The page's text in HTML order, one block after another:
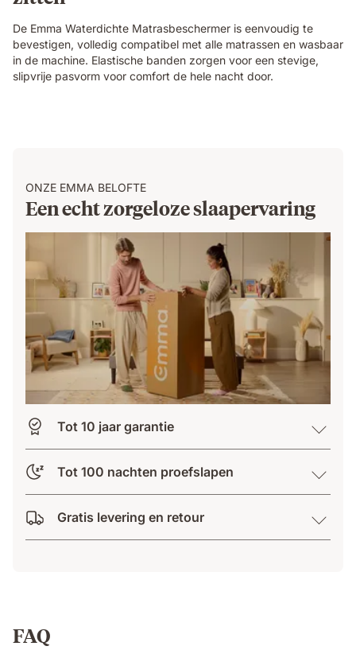
De Emma Waterdichte Matrasbeschermer is eenvoudig te
bevestigen, volledig compatibel met alle matrassen en wasbaar
in de machine. Elastische banden zorgen voor een stevige,
slipvrije pasvorm voor comfort de hele nacht door.
ONZE EMMA BELOFTE
Een echt zorgeloze slaapervaring
Tot 10 jaar garantie
Tot 100 nachten proefslapen
Gratis levering en retour
FAQ